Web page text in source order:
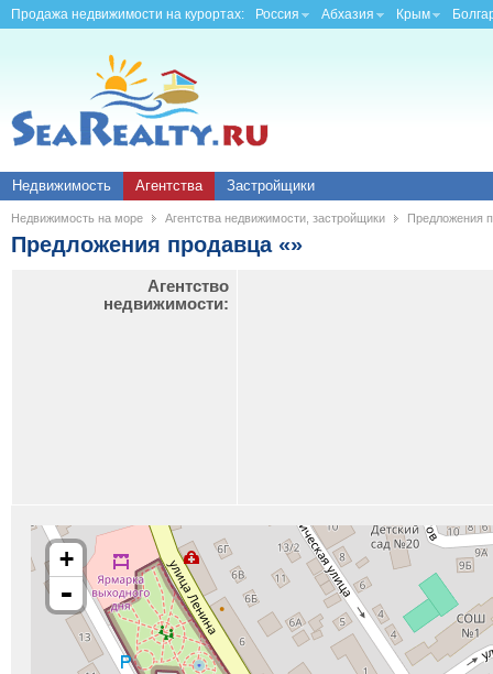
Продажа недвижимости на курортах: Россия Абхазия Крым
Недвижимость Агентства Застройщики
Недвижимость на море Агентства недвижимости, застройщики Предложения
Предложения продавца «»
Агентство
недвижимости:
+
-